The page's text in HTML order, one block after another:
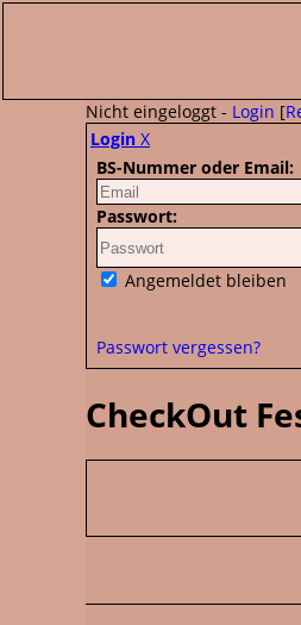
Nicht eingeloggt - Login [
Login X
BS-Nummer oder Email:
Passwort:
Angemeldet bleiben
Passwort vergessen?
CheckOut